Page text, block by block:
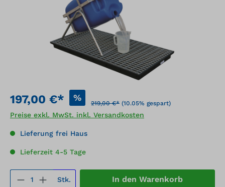
197,00 €* %
219,00 €* (10.05% gespart)
Preise exkl. MwSt. inkl. Versandkosten
Lieferung frei Haus
Lieferzeit 4-5 Tage
Produkt Anzahl: Gib den
Stk. In den Warenkorb